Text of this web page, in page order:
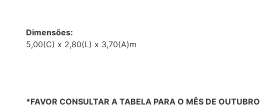
Dimensões:
5,00(C) x 2,80(L) x 3,70(A)m
*FAVOR CONSULTAR A TABELA PARA O MÊS DE OUTUBRO